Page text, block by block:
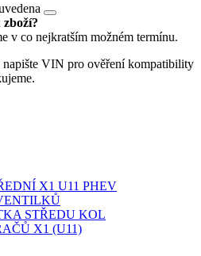
v co nejkratším možném termínu.
VIN pro ověření kompatibility